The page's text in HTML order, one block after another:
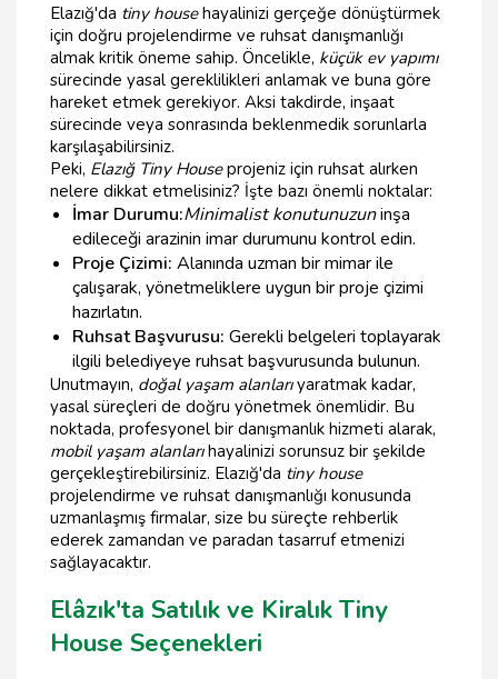
Elazığ'da tiny househayalinizi gerçeğe dönüştürmek
için doğru projelendirme ve ruhsat danışmanlığı
almak kritik öneme sahip. Öncelikle, küçük ev yapımı
sürecinde yasal gereklilikleri anlamak ve buna göre
hareket etmek gerekiyor. Aksi takdirde, inşaat
sürecinde veya sonrasında beklenmedik sorunlarla
karşılaşabilirsiniz.
Peki, Elazığ Tiny Houseprojeniz için ruhsat alırken
nelere dikkat etmelisiniz? İşte bazı önemli noktalar:
İmar Durumu:Minimalist konutunuzuninşa
edileceği arazinin imar durumunu kontrol edin.
Proje Çizimi: Alanında uzman bir mimar ile
çalışarak, yönetmeliklere uygun bir proje çizimi
hazırlatın.
Ruhsat Başvurusu: Gerekli belgeleri toplayarak
ilgili belediyeye ruhsat başvurusunda bulunun.
Unutmayın, doğal yaşam alanlarıyaratmak kadar,
yasal süreçleri de doğru yönetmek önemlidir. Bu
noktada, profesyonel bir danışmanlık hizmeti alarak,
mobil yaşam alanlarıhayalinizi sorunsuz bir şekilde
gerçekleştirebilirsiniz. Elazığ'da tiny house
projelendirme ve ruhsat danışmanlığı konusunda
uzmanlaşmış firmalar, size bu süreçte rehberlik
ederek zamandan ve paradan tasarruf etmenizi
sağlayacaktır.
Elâzık'ta Satılık ve Kiralık Tiny
House Seçenekleri